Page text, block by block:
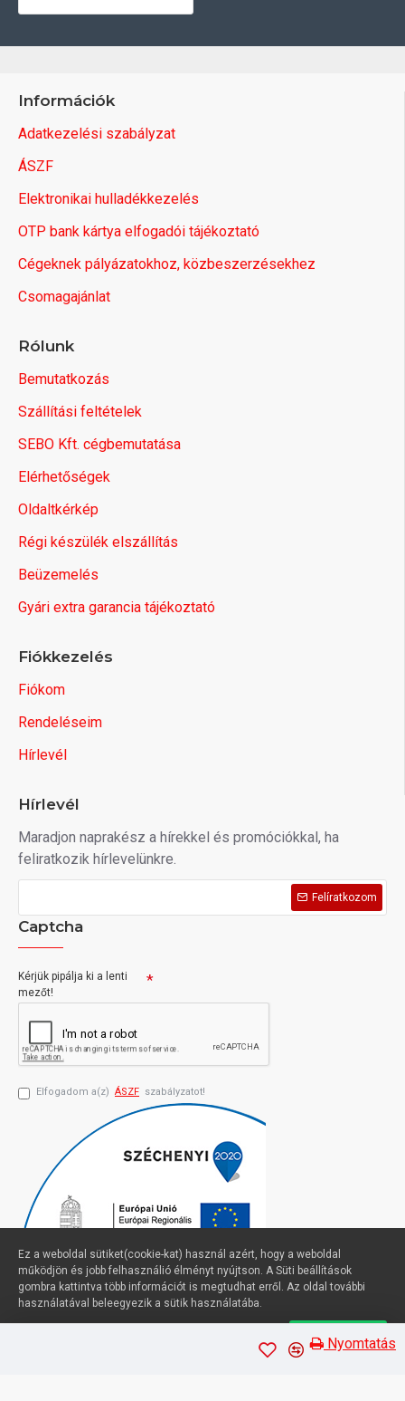
Nyomtatás
Információk
Adatkezelési szabályzat
ÁSZF
Elektronikai hulladékkezelés
OTP bank kártya elfogadói tájékoztató
Cégeknek pályázatokhoz, közbeszerzésekhez
Csomagajánlat
Rólunk
Bemutatkozás
Szállítási feltételek
SEBO Kft. cégbemutatása
Elérhetőségek
Oldaltkérkép
Régi készülék elszállítás
Beüzemelés
Gyári extra garancia tájékoztató
Fiókkezelés
Fiókom
Rendeléseim
Hírlevél
Hírlevél
Maradjon naprakész a hírekkel és promóciókkal, ha
feliratkozik hírlevelünkre.
Felíratkozom
Captcha
Kérjük pipálja ki a lenti
mezőt!
Elfogadom a(z) ÁSZF szabályzatot!
Ez a weboldal sütiket(cookie-kat) használ azért, hogy a weboldal
működjön és jobb felhasználió élményt nyújtson. A Süti beállítások
gombra kattintva több információt is megtudhat erről. Az oldal további
használatával beleegyezik a sütik használatába.
Süti beállítások Elfogadom